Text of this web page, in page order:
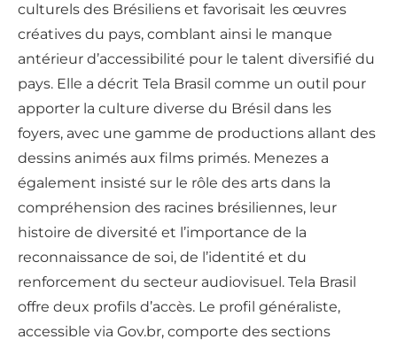
culturels des Brésiliens et favorisait les œuvres
créatives du pays, comblant ainsi le manque
antérieur d’accessibilité pour le talent diversifié du
pays. Elle a décrit Tela Brasil comme un outil pour
apporter la culture diverse du Brésil dans les
foyers, avec une gamme de productions allant des
dessins animés aux films primés. Menezes a
également insisté sur le rôle des arts dans la
compréhension des racines brésiliennes, leur
histoire de diversité et l’importance de la
reconnaissance de soi, de l’identité et du
renforcement du secteur audiovisuel. Tela Brasil
offre deux profils d’accès. Le profil généraliste,
accessible via Gov.br, comporte des sections